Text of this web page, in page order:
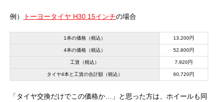
例） トーヨータイヤ H30 15インチの場合
1本の価格（税込） 13,200円
4本の価格（税込） 52,800円
工賃（税込） 7,920円
タイヤ4本と工賃の合計額（税込） 60,720円
「タイヤ交換だけでこの価格か…」と思った方は、ホイールも同